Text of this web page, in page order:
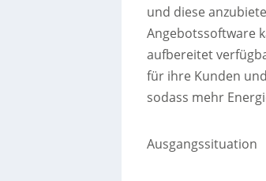
und diese
Angebotssoftware
aufbereitet
für ihre Kunden
sodass mehr
Ausgangssituation